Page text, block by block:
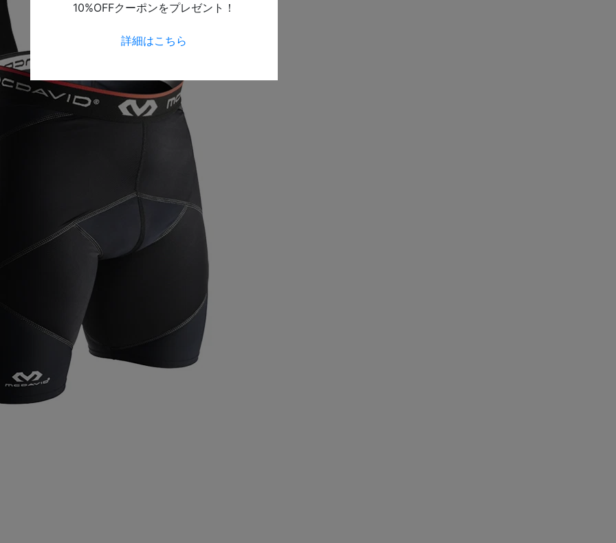
10%OFFクーポンをプレゼント！
詳細はこちら